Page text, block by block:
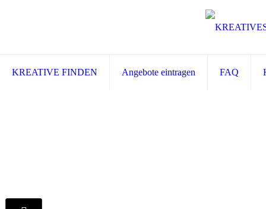
KREATIVE FINDEN Angebote eintragen FAQ